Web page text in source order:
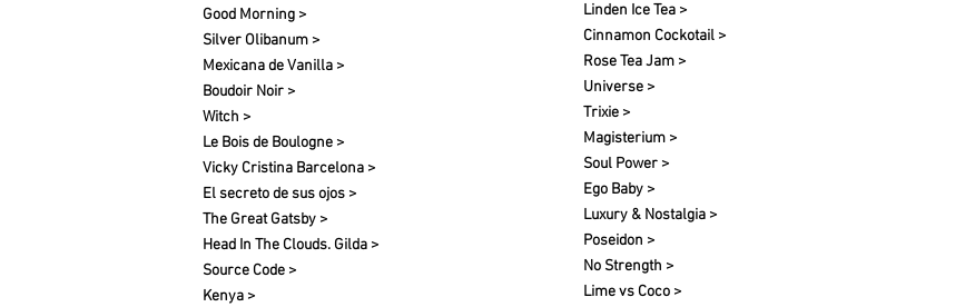
Good Morning >
Silver Olibanum >
Mexicana de Vanilla >
Boudoir Noir >
Witch >
Le Bois de Boulogne >
Vicky Cristina Barcelona >
El secreto de sus ojos >
The Great Gatsby >
Head In The Clouds. Gilda >
Source Code >
Kenya >
Linden Ice Tea >
Cinnamon Cockotail >
Rose Tea Jam >
Universe >
Trixie >
Magisterium >
Soul Power >
Ego Baby >
Luxury & Nostalgia >
Poseidon >
No Strength >
Lime vs Coco >